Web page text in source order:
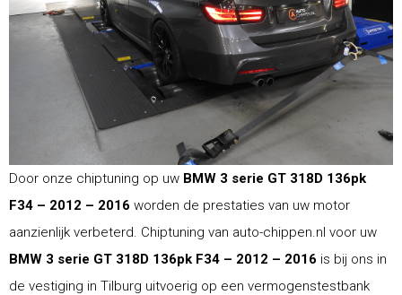
Door onze chiptuning op uw BMW 3 serie GT 318D 136pk
F34 – 2012 – 2016 worden de prestaties van uw motor
aanzienlijk verbeterd. Chiptuning van auto-chippen.nl voor uw
BMW 3 serie GT 318D 136pk F34 – 2012 – 2016 is bij ons in
de vestiging in Tilburg uitvoerig op een vermogenstestbank